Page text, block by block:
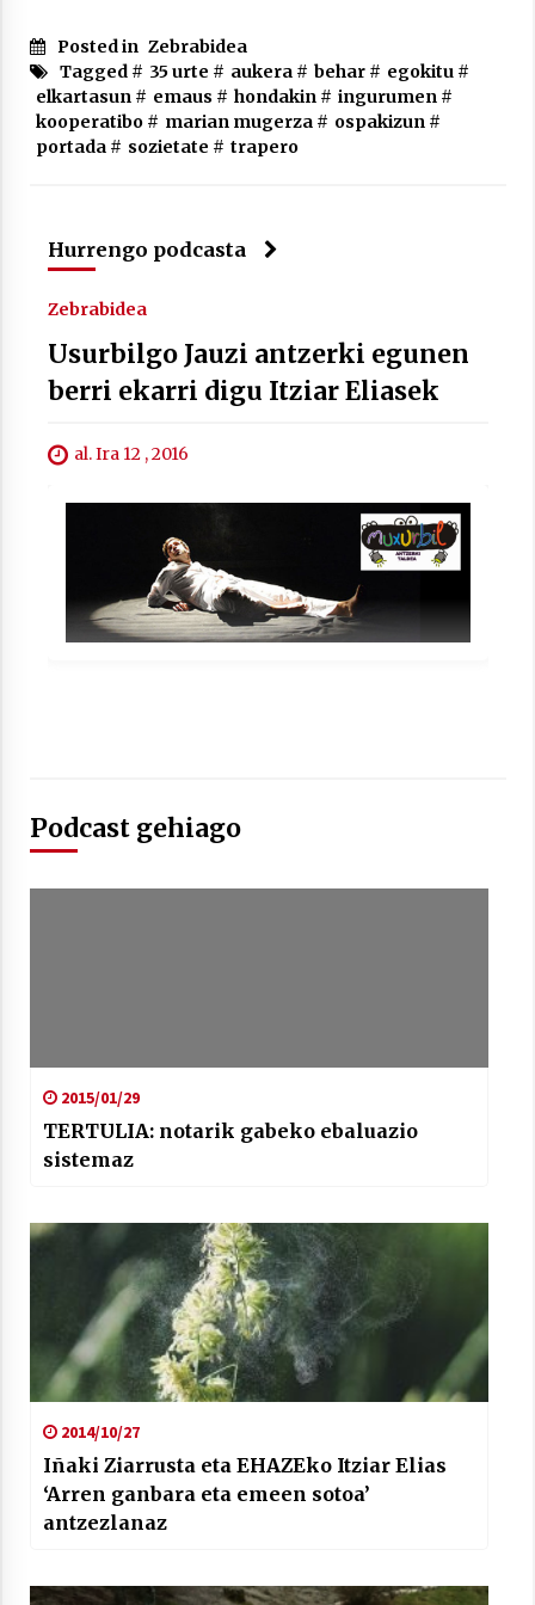
Berria egunkarian elkarrizketa
Arrosaren 20 urteez
Hala Bedi irratiko Hizpidea saioan
EHZtik
2021/07/01
Posted in Zebrabidea
Tagged # 35 urte # aukera# behar# egokitu#
elkartasun# emaus # hondakin# ingurumen#
kooperatibo# marian mugerza# ospakizun#
portada# sozietate # trapero
Hurrengo podcasta
Zebrabidea
Usurbilgo Jauzi antzerki egunen
berri ekarri digu Itziar Eliasek
al. Ira 12 , 2016
Podcast gehiago
2015/01/29
TERTULIA: notarik gabeko ebaluazio
sistemaz
2014/10/27
Iñaki Ziarrusta eta EHAZEko Itziar Elias
‘Arren ganbara eta emeen sotoa’
antzezlanaz